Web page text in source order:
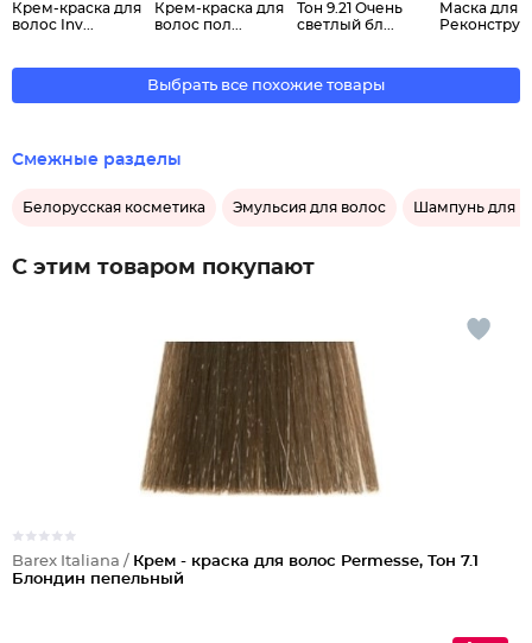
Крем-краска для
волос Inv...
Крем-краска для
волос пол...
Тон 9.21 Очень
светлый бл...
Маска для
Реконстру...
Выбрать все похожие товары
Смежные разделы
Белорусская косметика Эмульсия для волос Шампунь для
С этим товаром покупают
Barex Italiana / Крем - краска для волос Permesse, Тон 7.1
Блондин пепельный